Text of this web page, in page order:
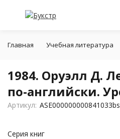
Главная Учебная литература
1984. Оруэлл Д.
по-английски.
Артикул: ASE000000000841033bs
Серия книг